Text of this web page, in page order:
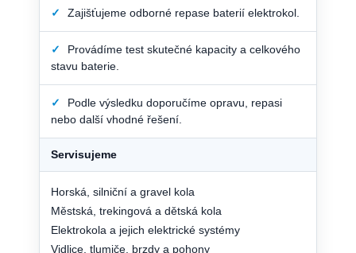
✓ Zajišťujeme odborné repase baterií elektrokol.
✓
Provádíme test skutečné kapacity a celkového
stavu baterie.
✓
Podle výsledku doporučíme opravu, repasi
nebo další vhodné řešení.
Servisujeme
Horská, silniční a gravel kola
Městská, trekingová a dětská kola
Elektrokola a jejich elektrické systémy
Vidlice, tlumiče, brzdy a pohony